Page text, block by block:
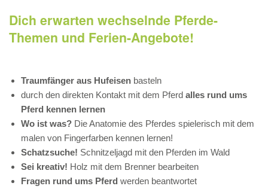
Dich erwarten wechselnde Pferde-
Themen und Ferien-Angebote!
Traumfänger aus Hufeisen basteln
durch den direkten Kontakt mit dem Pferd alles rund ums
Pferd kennen lernen
Wo ist was? Die Anatomie des Pferdes spielerisch mit dem
malen von Fingerfarben kennen lernen!
Schatzsuche! Schnitzeljagd mit den Pferden im Wald
Sei kreativ! Holz mit dem Brenner bearbeiten
Fragen rund ums Pferd werden beantwortet